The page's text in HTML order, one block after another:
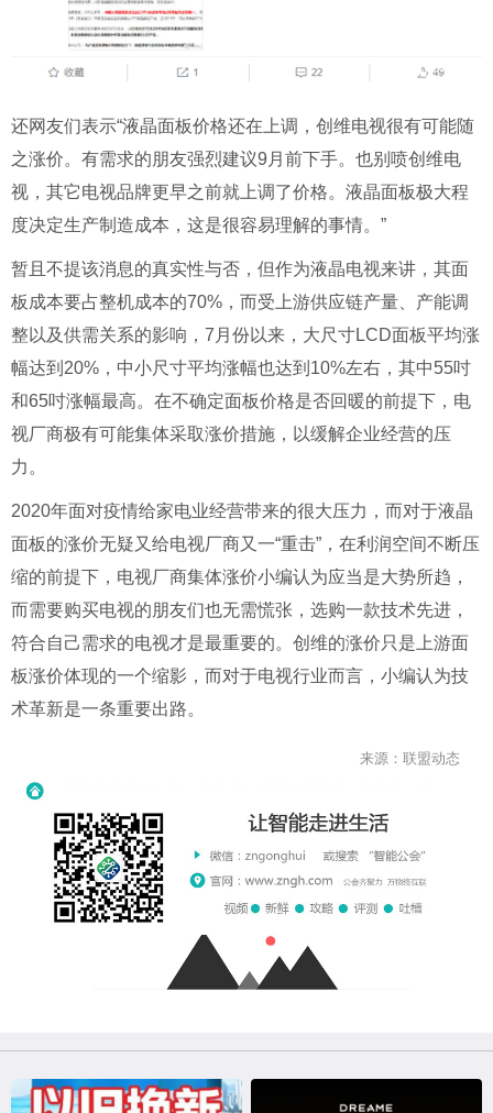
还网友们表示“液晶面板价格还在上调，创维电视很有可能随
之涨价。有需求的朋友强烈建议9 月前下手。也别喷创维电
视，其它电视品牌更早之前就上调了价格。液晶面板极大程
度决定生产制造成本，这是很容易理解的事情。 ”
暂且不提该消息的真实性与否，但作为液晶电视来讲，其面
板成本要占整机成本的70% ，而受上游供应链产量、产能调
整以及供需关系的影响， 7 月份以来，大尺寸LCD面板平均涨
幅达到 20% ，中小尺寸平均涨幅也达到 10%左右，其中55吋
和65吋涨幅最高。在不确定面板价格是否回暖的前提下，电
视厂商极有可能集体采取涨价措施，以缓解企业经营的压
力。
2020年面对疫情给家电业经营带来的很大压力，而对于液晶
面板的涨价无疑又给电视厂商又一“重击” ，在利润空间不断压
缩的前提下，电视厂商集体涨价小编认为应当是大势所趋，
而需要购买电视的朋友们也无需慌张，选购一款技术先进，
符合自己需求的电视才是最重要的。创维的涨价只是上游面
板涨价体现的一个缩影，而对于电视行业而言，小编认为技
术革新是一条重要出路。
来源：联盟动态